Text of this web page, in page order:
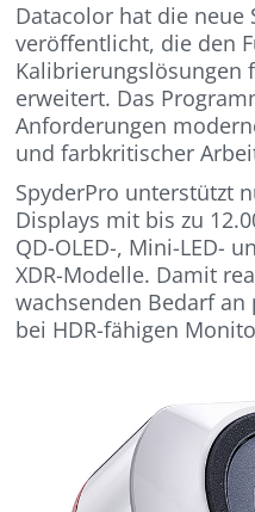
Datacolor hat die neue
veröffentlicht, die den
Kalibrierungslösungen
erweitert. Das
Anforderungen
und farbkritischer
SpyderPro unterstützt
Displays mit bis zu
QD-OLED-, Mini-LED-
XDR-Modelle. Damit
wachsenden Bedarf
bei HDR-fähigen